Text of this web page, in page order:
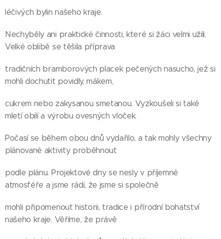
léčivých bylin našeho kraje.
Nechyběly ani praktické činnosti, které si žáci velmi užili.
Velké oblibě se těšila příprava
tradičních bramborových placek pečených nasucho, jež si
mohli dochutit povidly, mákem,
cukrem nebo zakysanou smetanou. Vyzkoušeli si také
mletí obilí a výrobu ovesných vloček.
Počasí se během obou dnů vydařilo, a tak mohly všechny
plánované aktivity proběhnout
podle plánu. Projektové dny se nesly v příjemné
atmosféře a jsme rádi, že jsme si společně
mohli připomenout historii, tradice i přírodní bohatství
našeho kraje. Věříme, že právě